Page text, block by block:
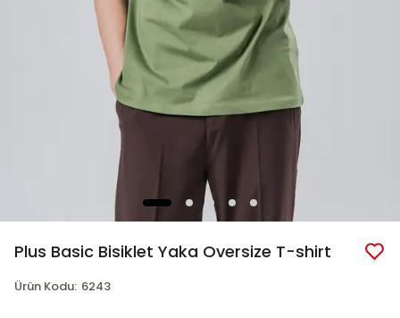
Plus Basic Bisiklet Yaka Oversize T-shirt
Ürün Kodu: 6243